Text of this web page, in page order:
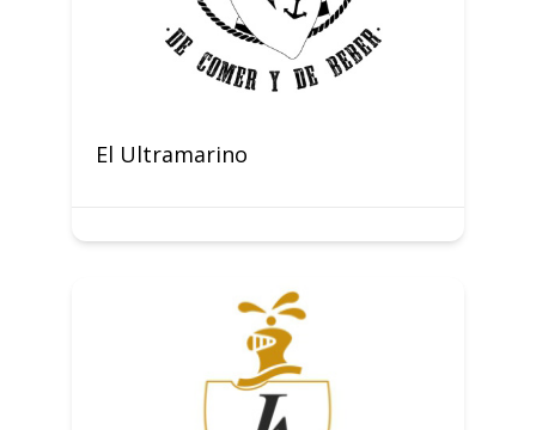
El Ultramarino